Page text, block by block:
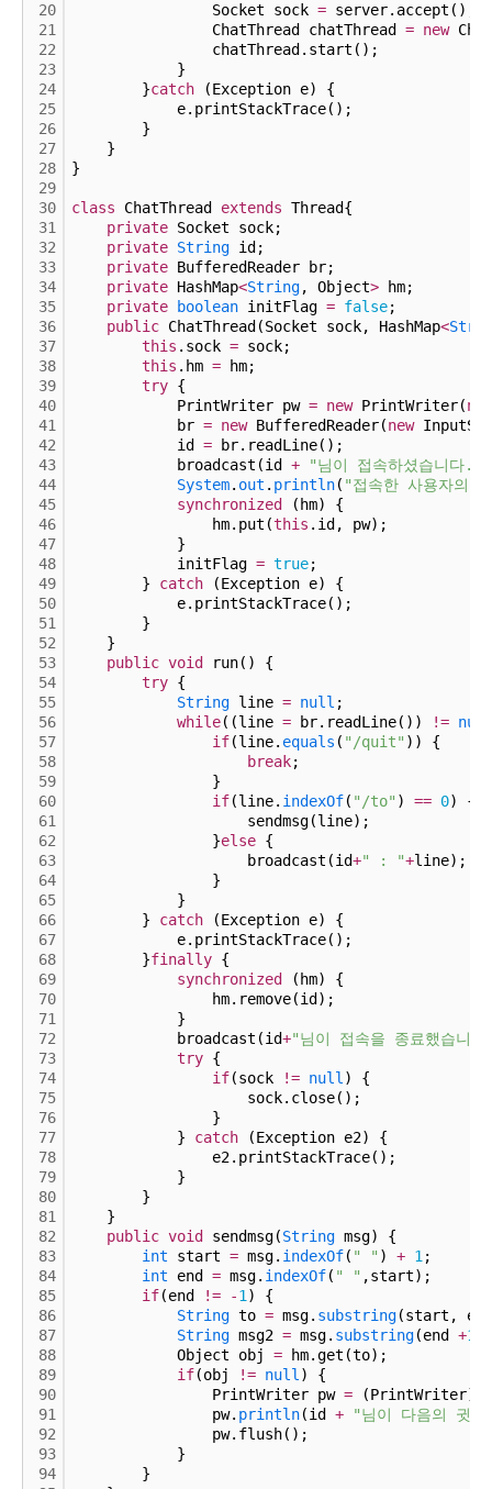
20
21
22
23
24
25
26
27
28
29
30
31
32
33
34
35
36
37
38
39
40
41
42
43
44
45
46
47
48
49
50
51
52
53
54
55
56
57
58
59
60
61
62
63
64
65
66
67
68
69
70
71
72
73
74
75
76
77
78
79
80
81
82
83
84
85
86
87
88
89
90
91
92
93
94
Socket sock = server.accept();
ChatThread chatThread = new
chatThread.start();
}
}catch (Exception e) {
e.printStackTrace();
}
}
}
class ChatThread extends Thread{
private Socket sock;
private String id;
private BufferedReader br;
private HashMap<String, Object> hm;
private
boolean initFlag = false;
public ChatThread(Socket sock, HashMap<
this .sock = sock;
this .hm = hm;
try {
PrintWriter pw = new PrintWriter(new
br = new BufferedReader(new
id = br.readLine();
broadcast(id + "님이 접속하셨습니다."
System. out . println( "접속한 사용자의
synchronized
(hm) {
hm.put(this .id, pw);
}
initFlag = true;
} catch (Exception e) {
e.printStackTrace();
}
}
public void
run() {
try {
String line = null ;
while((line = br.readLine()) != null
if(line. equals ( "/quit" )) {
break;
}
if(line. indexOf( "/to" ) == 0) {
sendmsg(line);
}else {
broadcast(id+" : "+line);
}
}
} catch (Exception e) {
e.printStackTrace();
}finally {
synchronized
(hm) {
hm.remove(id);
}
broadcast(id+"님이 접속을 종료했습니
try {
if(sock != null ) {
sock.close();
}
} catch (Exception e2) {
e2.printStackTrace();
}
}
}
public void sendmsg(String msg) {
int start = msg. indexOf( " " ) + 1 ;
int end = msg. indexOf( " " ,start);
if(end != -1 ) {
String to = msg. substring(start,
String msg2 = msg. substring(end +1
Object obj = hm.get(to);
if(obj != null ) {
PrintWriter pw =
pw. println(id +
"님이 다음의 귓
pw.flush();
}
}